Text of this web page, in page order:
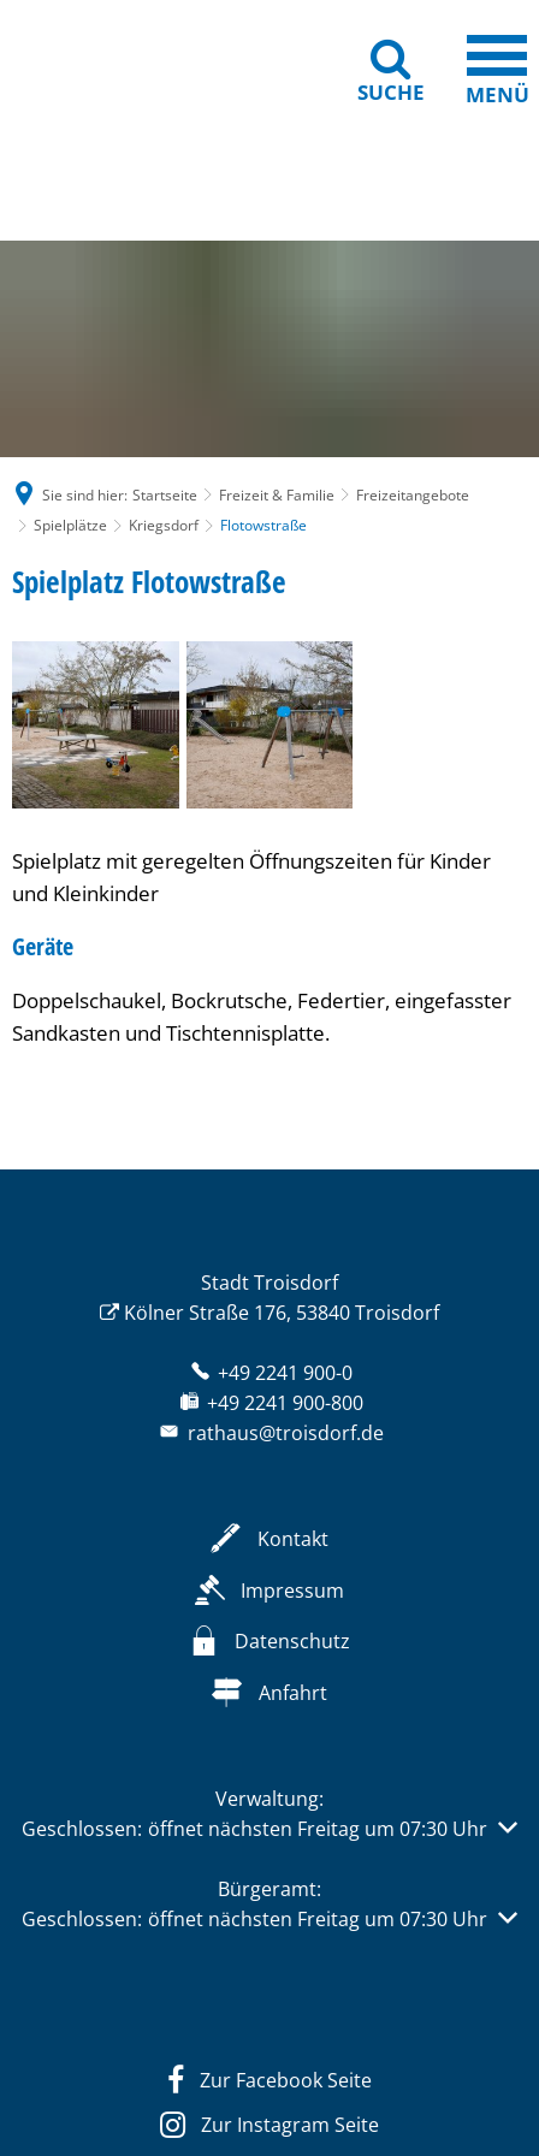
SUCHE MENÜ
Sie sind hier: Startseite Freizeit & Familie
Freizeitangebote
Spielplätze
Kriegsdorf Flotowstraße
Flotowstraße
Spielplatz Flotowstraße
Spielplatz mit geregelten Öffnungszeiten für Kinder
und Kleinkinder
Geräte
Doppelschaukel, Bockrutsche, Federtier, eingefasster
Sandkasten und Tischtennisplatte.
Stadt Troisdorf
Kölner Straße 176, 53840 Troisdorf
+49 2241 900-0
+49 2241 900-800
rathaus@troisdorf.de
Kontakt
Impressum
Datenschutz
Anfahrt
Verwaltung:
Klicken, um weitere Öffnungs- oder Schließzeiten
Geschlossen: öffnet nächsten Freitag um 07:30 Uhr
Bürgeramt:
Klicken, um weitere Öffnungs- oder Schließzeiten
Geschlossen: öffnet nächsten Freitag um 07:30 Uhr
Zur Facebook Seite
Zur Instagram Seite